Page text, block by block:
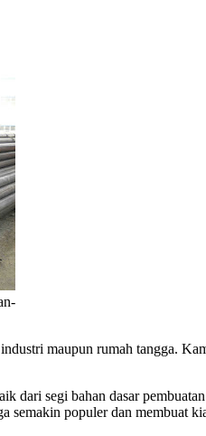
maupun rumah tangga.
dari segi bahan dasar
semakin populer dan membuat